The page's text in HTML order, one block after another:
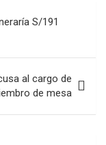
S/191
al cargo de
de mesa